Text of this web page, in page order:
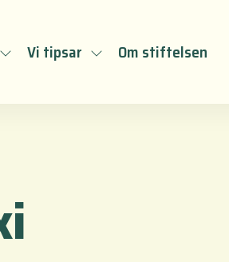
Vi tipsar Om stiftelsen